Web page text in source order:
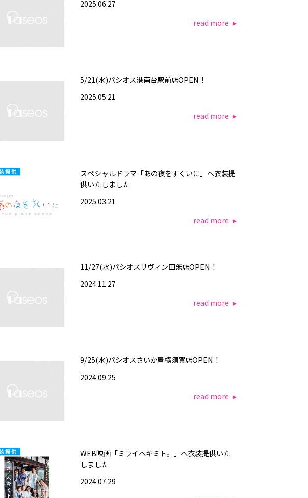
2025.06.27
read more
5/21(水)パシオス港南台駅前店OPEN！
2025.05.21
read more
スペシャルドラマ「あの夜をすくいに」へ衣装提
供いたしました
2025.03.21
read more
11/27(水)パシオスリヴィン田無店OPEN！
2024.11.27
read more
9/25(水)パシオスさいか屋横須賀店OPEN！
2024.09.25
read more
WEB映画「ミライヘキミト。」へ衣装提供いた
しました
2024.07.29